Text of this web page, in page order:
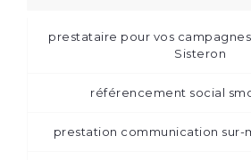
prestataire pour vos
Sisteron
référencement social
prestation communication sur-